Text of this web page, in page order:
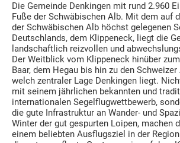
Die Gemeinde Denkingen mit rund 2.960
Fuße der Schwäbischen Alb. Mit dem auf
der Schwäbischen Alb höchst gelegenen
Deutschlands, dem Klippeneck, liegt die
landschaftlich reizvollen und
Der Weitblick vom Klippeneck hinüber
Baar, dem Hegau bis hin zu den
welch zentraler Lage Denkingen liegt.
mit seinem jährlichen bekannten und
internationalen Segelflugwettbewerb,
die gute Infrastruktur an Wander- und
Winter der gut gespurten Loipen, machen
einem beliebten Ausflugsziel in der